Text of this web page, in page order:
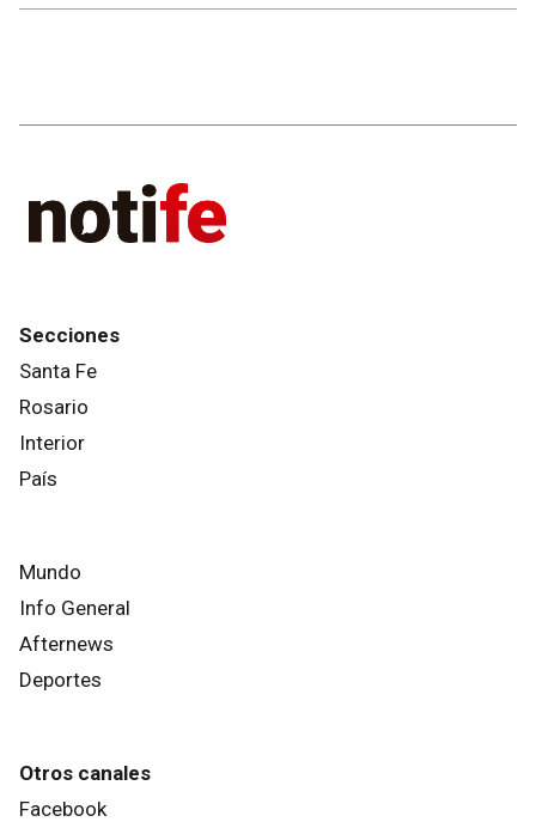
Secciones
Santa Fe
Rosario
Interior
País
Mundo
Info General
Afternews
Deportes
Otros canales
Facebook